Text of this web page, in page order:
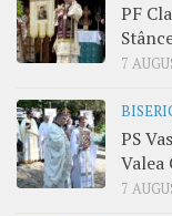
PF
7
PS
Valea
7